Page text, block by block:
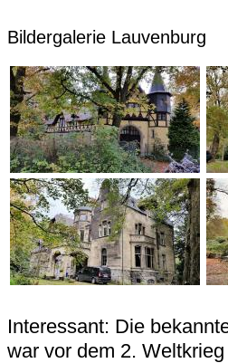
Bildergalerie Lauvenburg
Interessant: Die
war vor dem 2.